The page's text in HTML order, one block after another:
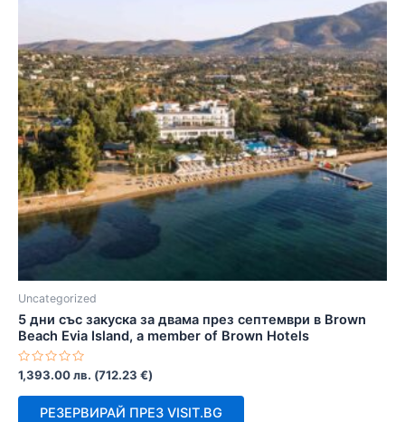
Uncategorized
5 дни със закуска за двама през септември в Brown
Beach Evia Island, a member of Brown Hotels
Оценено
с
0
1,393.00лв. (712.23 €)
РЕЗЕРВИРАЙ ПРЕЗ VISIT.BG